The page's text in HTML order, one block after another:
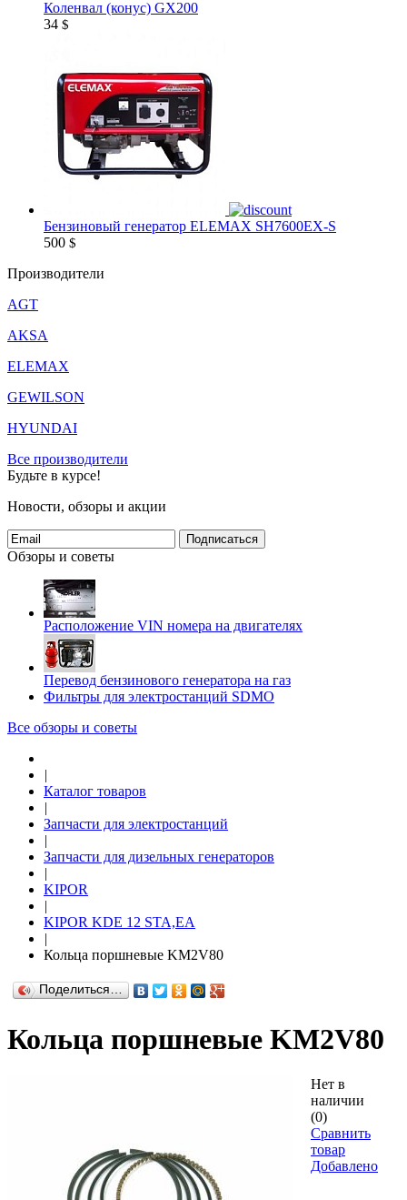
Коленвал (конус) GX200
34 $
Бензиновый генератор ELEMAX SH7600EX-S
500 $
Производители
AGT
AKSA
ELEMAX
GEWILSON
HYUNDAI
Все производители
Будьте в курсе!
Новости, обзоры и акции
Подписаться
Обзоры и советы
Расположение VIN номера на двигателях
Перевод бензинового генератора на газ
Фильтры для электростанций SDMO
Все обзоры и советы
|
Каталог товаров
|
Запчасти для электростанций
|
Запчасти для дизельных генераторов
|
KIPOR
|
KIPOR KDE 12 STA,EA
|
Кольца поршневые KM2V80
Поделиться…
Кольца поршневые KM2V80
Нет в
наличии
(0)
Сравнить
товар
Добавлено